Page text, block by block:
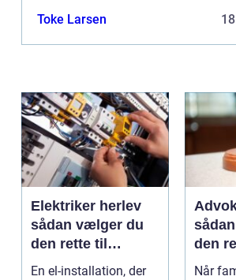
Toke Larsen
Elektriker herlev
sådan vælger du
den rette til
opgaven
En el-installation, der
den
Når